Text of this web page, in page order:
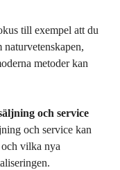
till exempel att du
metoder kan
och service
och service kan
vilka nya